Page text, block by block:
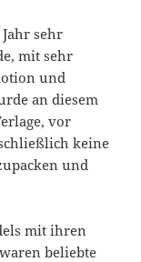
sehr
mit sehr
und
an diesem
vor
keine
und
mit ihren
beliebte